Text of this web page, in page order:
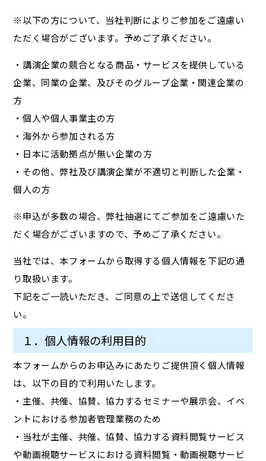
※以下の方について、当社判断によりご参加をご遠慮い
ただく場合がございます。予めご了承ください。
・講演企業の競合となる商品・サービスを提供している
企業、同業の企業、及びそのグループ企業・関連企業の
方
・個人や個人事業主の方
・海外から参加される方
・日本に活動拠点が無い企業の方
・その他、弊社及び講演企業が不適切と判断した企業・
個人の方
※申込が多数の場合、弊社抽選にてご参加をご遠慮いた
だく場合がございますので、予めご了承ください。
当社では、本フォームから取得する個人情報を下記の通
り取扱います。
下記をご一読いただき、ご同意の上で送信してくださ
い。
１．個人情報の利用目的
本フォームからのお申込みにあたりご提供頂く個人情報
は、以下の目的で利用いたします。
・主催、共催、協賛、協力するセミナーや展示会、イベ
ントにおける参加者管理業務のため
・当社が主催、共催、協賛、協力する資料閲覧サービス
や動画視聴サービスにおける資料閲覧・動画視聴サービ